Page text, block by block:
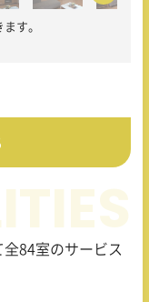
す。
84室のサービス